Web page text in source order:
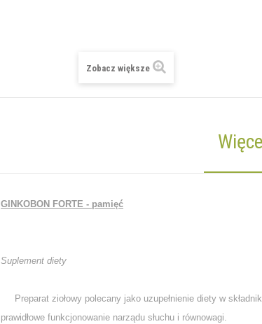
Zobacz większe
GINKOBON FORTE - pamięć
Suplement diety
Preparat ziołowy polecany jako uzupełnienie diety w
prawidłowe funkcjonowanie narządu słuchu i równowagi.